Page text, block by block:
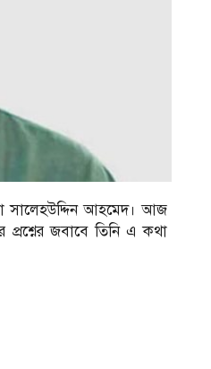
সালেহউদ্দিন আহমেদ। আজ
প্রশ্নের জবাবে তিনি এ কথা